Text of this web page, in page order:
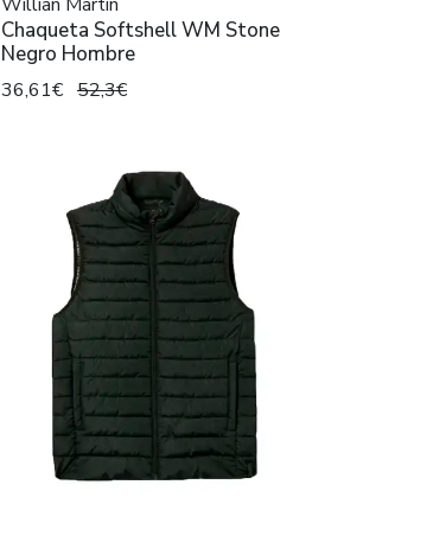
Chaqueta Softshell WM Stone
Negro Hombre
36,61€ 52,3€